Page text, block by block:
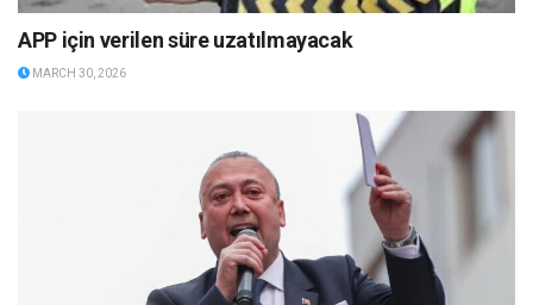
APP için verilen süre uzatılmayacak
MARCH 30, 2026